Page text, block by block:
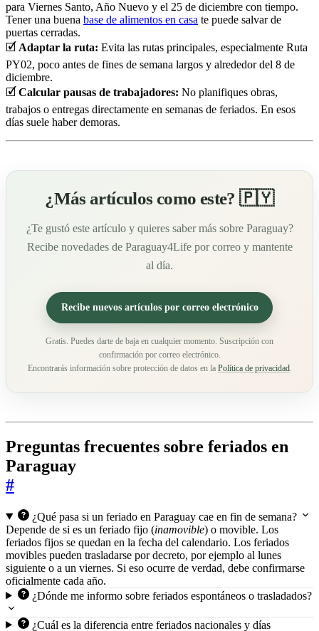
para Viernes Santo, Año Nuevo y el 25 de diciembre con tiempo.
Tener una buena base de alimentos en casa te puede salvar de
puertas cerradas.
🗹 Adaptar la ruta: Evita las rutas principales, especialmente Ruta
PY02, poco antes de fines de semana largos y alrededor del 8 de
diciembre.
🗹 Calcular pausas de trabajadores: No planifiques obras,
trabajos o entregas directamente en semanas de feriados. En esos
días suele haber demoras.
¿Más artículos como este? 🇵🇾
¿Te gustó este artículo y quieres saber más sobre Paraguay?
Recibe novedades de Paraguay4Life por correo y mantente
al día.
Recibe nuevos artículos por correo electrónico
Gratis. Puedes darte de baja en cualquier momento. Suscripción con
confirmación por correo electrónico.
Encontrarás información sobre protección de datos en la Política de privacidad.
Preguntas frecuentes sobre feriados en
Paraguay
#
¿Qué pasa si un feriado en Paraguay cae en fin de semana?
Depende de si es un feriado fijo (inamovible) o movible. Los
feriados fijos se quedan en la fecha del calendario. Los feriados
movibles pueden trasladarse por decreto, por ejemplo al lunes
siguiente o a un viernes. Si eso ocurre de verdad, debe confirmarse
oficialmente cada año.
¿Dónde me informo sobre feriados espontáneos o trasladados?
¿Cuál es la diferencia entre feriados nacionales y días